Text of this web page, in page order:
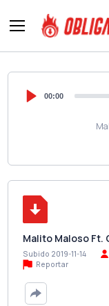
00:00
Malito Maloso Ft.
Subido 2019-11-14
Reportar